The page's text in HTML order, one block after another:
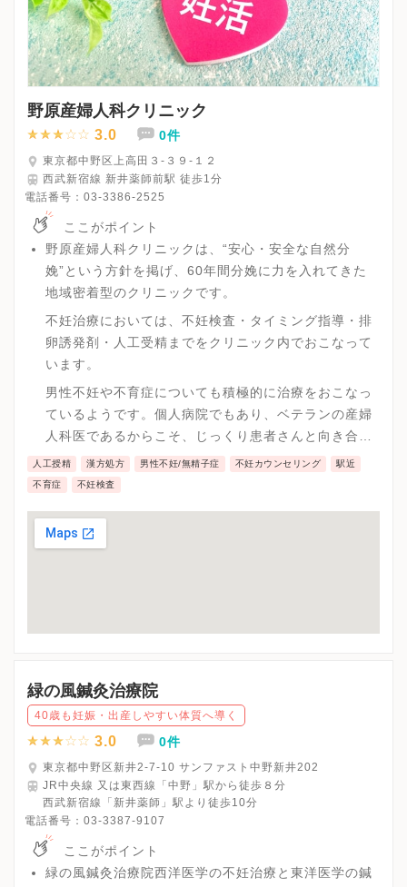
野原産婦人科クリニック
3.0 0件
東京都中野区上高田３‐３９‐１２
西武新宿線 新井薬師前駅 徒歩1分
電話番号： 03-3386-2525
ここがポイント
野原産婦人科クリニックは、“安心・安全な自然分
娩”という方針を掲げ、60年間分娩に力を入れてきた
地域密着型のクリニックです。
不妊治療においては、不妊検査・タイミング指導・排
卵誘発剤・人工受精までをクリニック内でおこなって
います。
男性不妊や不育症についても積極的に治療をおこなっ
ているようです。個人病院でもあり、ベテランの産婦
人科医であるからこそ、じっくり患者さんと向き合っ
たカウンセリングが期待できそうです。個々の状況に
応じて、相談をしながら方針などを決定していくこと
人工授精 漢方処方 男性不妊/無精子症 不妊カウンセリング 駅近
不育症 不妊検査
緑の風鍼灸治療院
40歳も妊娠・出産しやすい体質へ導く
3.0 0件
東京都中野区新井2-7-10 サンファスト中野新井202
JR中央線 又は東西線「中野」駅から徒歩８分
西武新宿線「新井薬師」駅より徒歩10分
電話番号： 03-3387-9107
ここがポイント
緑の風鍼灸治療院西洋医学の不妊治療と東洋医学の鍼